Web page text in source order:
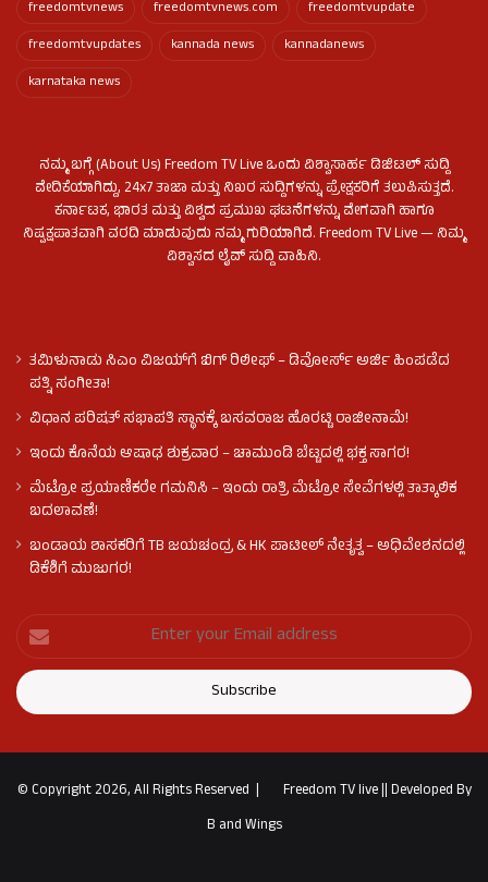
freedomtvnews
freedomtvnews.com
freedomtvupdate
freedomtvupdates
kannada news
kannadanews
karnataka news
ನಮ್ಮ ಬಗ್ಗೆ (About Us) Freedom TV Live ಒಂದು ವಿಶ್ವಾಸಾರ್ಹ ಡಿಜಿಟಲ್ ಸುದ್ದಿ
ವೇದಿಕೆಯಾಗಿದ್ದು, 24x7 ತಾಜಾ ಮತ್ತು ನಿಖರ ಸುದ್ದಿಗಳನ್ನು ಪ್ರೇಕ್ಷಕರಿಗೆ ತಲುಪಿಸುತ್ತದೆ.
ಕರ್ನಾಟಕ, ಭಾರತ ಮತ್ತು ವಿಶ್ವದ ಪ್ರಮುಖ ಘಟನೆಗಳನ್ನು ವೇಗವಾಗಿ ಹಾಗೂ
ನಿಷ್ಪಕ್ಷಪಾತವಾಗಿ ವರದಿ ಮಾಡುವುದು ನಮ್ಮ ಗುರಿಯಾಗಿದೆ. Freedom TV Live — ನಿಮ್ಮ
ವಿಶ್ವಾಸದ ಲೈವ್ ಸುದ್ದಿ ವಾಹಿನಿ.
ತಮಿಳುನಾಡು ಸಿಎಂ ವಿಜಯ್‌ಗೆ ಬಿಗ್ ರಿಲೀಫ್ – ಡಿವೋರ್ಸ್ ಅರ್ಜಿ ಹಿಂಪಡೆದ
ಪತ್ನಿ ಸಂಗೀತಾ!
ವಿಧಾನ ಪರಿಷತ್ ಸಭಾಪತಿ ಸ್ಥಾನಕ್ಕೆ ಬಸವರಾಜ ಹೊರಟ್ಟಿ ರಾಜೀನಾಮೆ!
ಇಂದು ಕೊನೆಯ ಆಷಾಢ ಶುಕ್ರವಾರ – ಚಾಮುಂಡಿ ಬೆಟ್ಟದಲ್ಲಿ ಭಕ್ತ ಸಾಗರ!
ಮೆಟ್ರೋ ಪ್ರಯಾಣಿಕರೇ ಗಮನಿಸಿ – ಇಂದು ರಾತ್ರಿ ಮೆಟ್ರೋ ಸೇವೆಗಳಲ್ಲಿ ತಾತ್ಕಾಲಿಕ
ಬದಲಾವಣೆ!
ಬಂಡಾಯ ಶಾಸಕರಿಗೆ TB ಜಯಚಂದ್ರ & HK ಪಾಟೀಲ್ ನೇತೃತ್ವ – ಅಧಿವೇಶನದಲ್ಲಿ
ಡಿಕೆಶಿಗೆ ಮುಜುಗರ!
© Copyright 2026, All Rights Reserved | Freedom TV live||Developed By
B and Wings